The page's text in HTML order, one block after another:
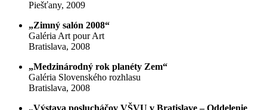
Piešťany, 2009
„Zimný salón 2008“
Galéria Art pour Art
Bratislava, 2008
„Medzinárodný rok planéty Zem“
Galéria Slovenského rozhlasu
Bratislava, 2008